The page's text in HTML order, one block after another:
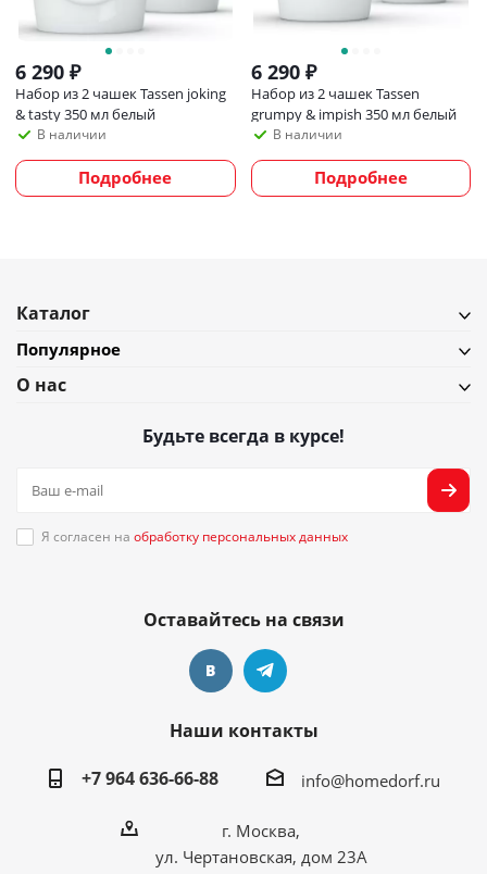
6 290 ₽
Набор из 2 чашек Tassen joking
& tasty 350 мл белый
В наличии
Подробнее
6 290₽
Набор из 2 чашек Tassen
grumpy & impish 350 мл белый
В наличии
Подробнее
Каталог
Популярное
О нас
Будьте всегда в курсе!
Я согласен на обработку персональных данных
Оставайтесь на связи
Наши контакты
+7 964 636-66-88
info@homedorf.ru
г. Москва,
ул. Чертановская, дом 23А